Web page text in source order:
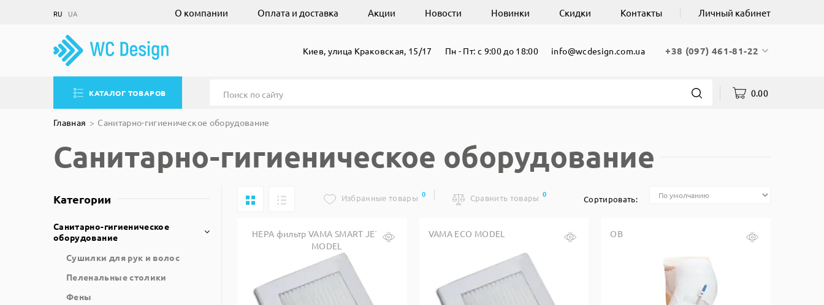
RU UA О компании Оплата и доставка Акции Новости Новинки Скидки Контакты Личный кабинет
Киев, улица Краковская, 15/17 Пн - Пт: с 9:00 до 18:00 info@wcdesign.com.ua +38 (097) 461-81-22
КАТАЛОГ ТОВАРОВ 0.00
Главная Санитарно-гигиеническое оборудование
Санитарно-гигиеническое оборудование
Категории
Санитарно-гигиеническое
оборудование
Сушилки для рук и волос
Пеленальные столики
Фены
Избранные товары 0 Сравнить товары 0 Сортировать:
HEPA фильтр VAMA SMART JET MINI
MODEL
VAMA ECO MODEL ОВ